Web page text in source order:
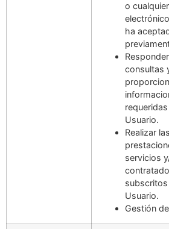
o
ha
consultas
Usuario.
Realizar las
servicios
Usuario.
Gestión